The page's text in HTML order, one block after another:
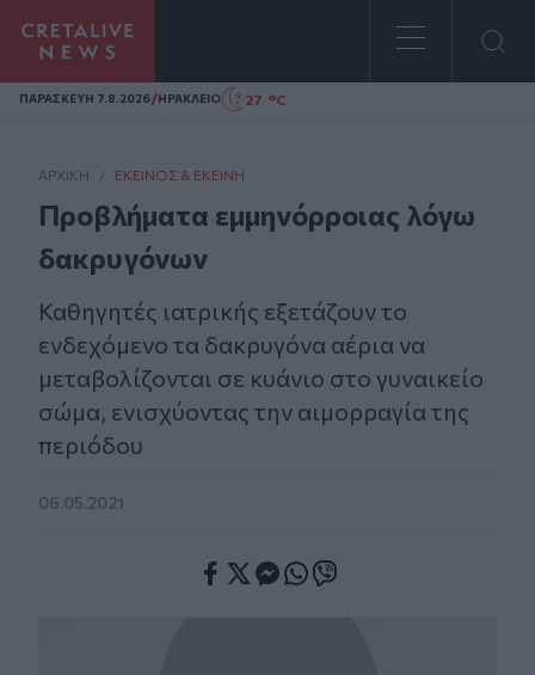
Homepage
ΠΑΡΑΣΚΕΥΗ 7.8.2026/ΗΡΑΚΛΕΙΟ 27 °C
ΑΡΧΙΚΗ / ΕΚΕΊΝΟΣ & ΕΚΕΊΝΗ
Προβλήματα εμμηνόρροιας λόγω
δακρυγόνων
Καθηγητές ιατρικής εξετάζουν το
ενδεχόμενο τα δακρυγόνα αέρια να
μεταβολίζονται σε κυάνιο στο γυναικείο
σώμα, ενισχύοντας την αιμορραγία της
περιόδου
06.05.2021